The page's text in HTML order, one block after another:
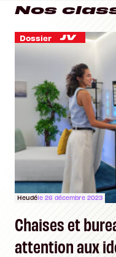
Nos
Dossier
Heudéle 26 décembre 2023
Chaises et
attention aux